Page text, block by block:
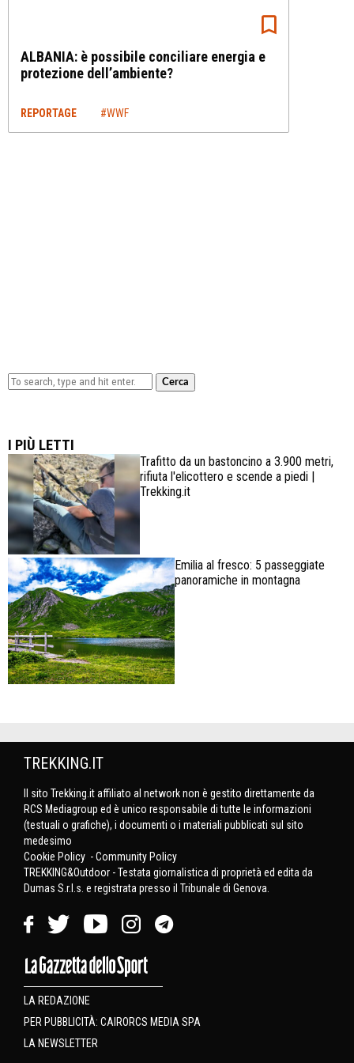
ALBANIA: è possibile conciliare energia e
protezione dell’ambiente?
REPORTAGE #WWF
Cerca
I PIÙ LETTI
Trafitto da un bastoncino a 3.900 metri,
rifiuta l'elicottero e scende a piedi |
Trekking.it
Emilia al fresco: 5 passeggiate
panoramiche in montagna
TREKKING.IT
Il sito Trekking.it affiliato al network non è gestito direttamente da
RCS Mediagroup ed è unico responsabile di tutte le informazioni
(testuali o grafiche), i documenti o i materiali pubblicati sul sito
medesimo
Cookie Policy -Community Policy
TREKKING&Outdoor - Testata giornalistica di proprietà ed edita da
Dumas S.r.l.s. e registrata presso il Tribunale di Genova.
LA REDAZIONE
PER PUBBLICITÀ: CAIRORCS MEDIA SPA
LA NEWSLETTER